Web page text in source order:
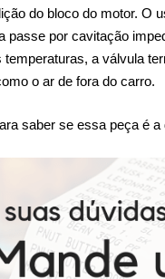
do bloco do motor. O
passe por cavitação
temperaturas, a válvula
o ar de fora do carro.
saber se essa peça é